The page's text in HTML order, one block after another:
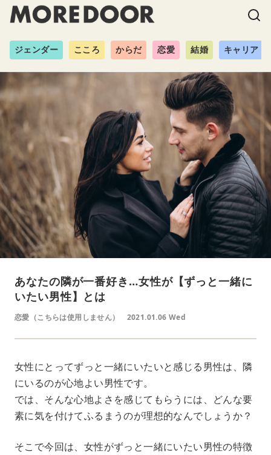
ジェンダー こころ からだ 恋愛 結婚 キャリア
あなたの隣が一番好き…女性が【ずっと一緒に
いたい男性】とは
恋愛（こちらは使用しません） 2021.01.06 Wed
女性にとってずっと一緒にいたいと感じる男性は、隣
にいるのが心地よい男性です。
では、そんな心地よさを感じてもらうには、どんな要
素に気を付けてふるまうのが理想的なんでしょうか？
そこで今回は、女性がずっと一緒にいたい男性の特徴